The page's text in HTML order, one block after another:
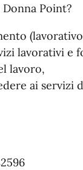
Point?
lavorativi e
lavoro,
ai servizi